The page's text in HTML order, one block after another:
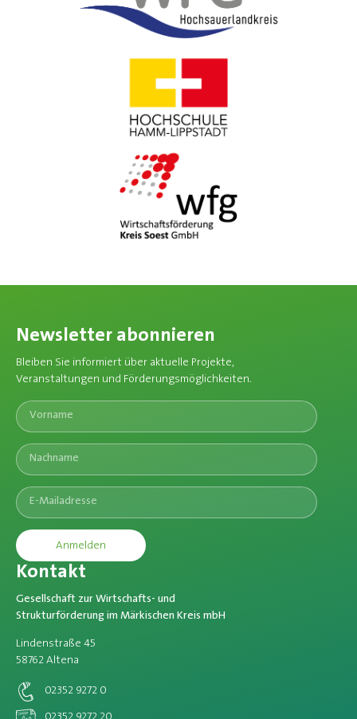
Newsletter abonnieren
Bleiben Sie informiert über aktuelle Projekte,
Veranstaltungen und Förderungsmöglichkeiten.​
Anmelden
Kontakt
Gesellschaft zur Wirtschafts- und
Strukturförderung im Märkischen Kreis mbH
Lindenstraße 45
58762 Altena
02352 9272 0